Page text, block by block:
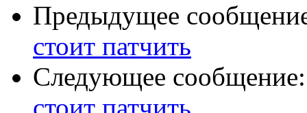
Предыдущее
стоит патчить
Следующее